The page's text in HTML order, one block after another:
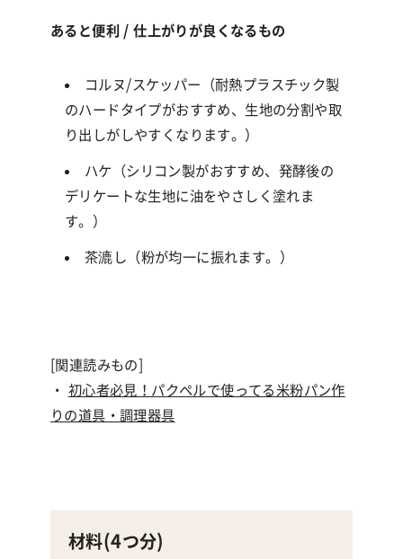
あると便利 / 仕上がりが良くなるもの
コルヌ/スケッパー（耐熱プラスチック製
のハードタイプがおすすめ、生地の分割や取
り出しがしやすくなります。）
ハケ（シリコン製がおすすめ、発酵後の
デリケートな生地に油をやさしく塗れま
す。）
茶漉し（粉が均一に振れます。）
[関連読みもの]
・
初心者必見！パクペルで使ってる米粉パン作
りの道具・調理器具
材料(4つ分)